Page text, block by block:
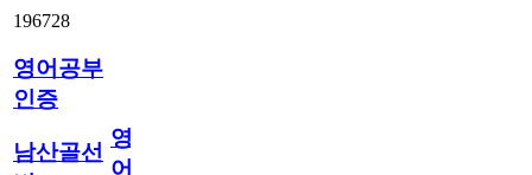
196728
영어공부
인증
남산골선
영
어